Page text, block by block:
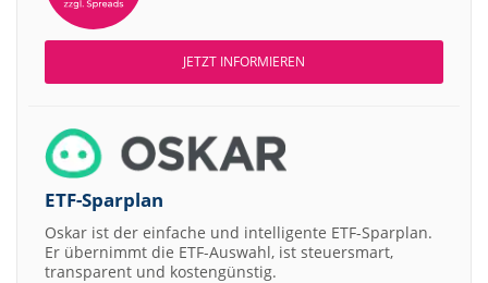
JETZT INFORMIEREN
ETF-Sparplan
Oskar ist der einfache und intelligente ETF-Sparplan.
Er übernimmt die ETF-Auswahl, ist steuersmart,
transparent und kostengünstig.